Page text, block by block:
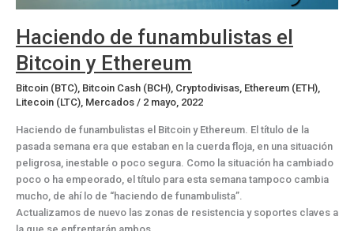
Haciendo de funambulistas el
Bitcoin y Ethereum
Bitcoin (BTC) Bitcoin Cash (BCH) Cryptodivisas Ethereum (ETH)
Litecoin (LTC) Mercados / 2 mayo, 2022
Haciendo de funambulistas el Bitcoin y Ethereum. El título de la
pasada semana era que estaban en la cuerda floja, en una situación
peligrosa, inestable o poco segura. Como la situación ha cambiado
poco o ha empeorado, el título para esta semana tampoco cambia
mucho, de ahí lo de “haciendo de funambulista”.
Actualizamos de nuevo las zonas de resistencia y soportes claves a